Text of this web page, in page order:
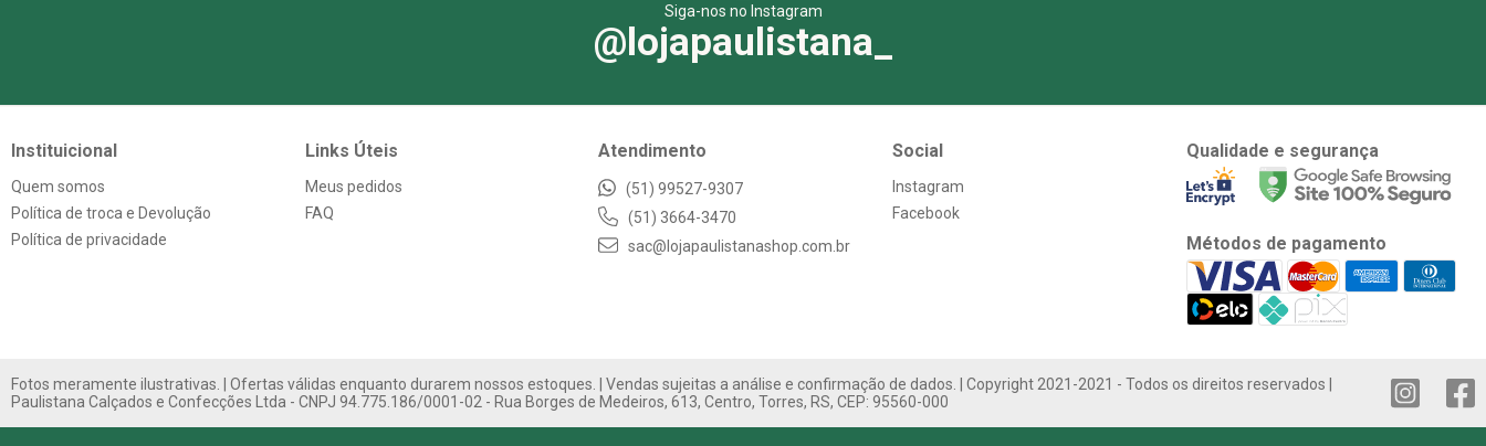
Siga-nos no Instagram
@lojapaulistana_
Instituicional
Quem somos
Política de troca e Devolução
Política de privacidade
Links Úteis
Meus pedidos
FAQ
Atendimento
(51) 99527-9307
(51) 3664-3470
sac@lojapaulistanashop.com.br
Social
Instagram
Facebook
Qualidade e segurança
Métodos de pagamento
Fotos meramente ilustrativas. | Ofertas válidas enquanto durarem nossos estoques. | Vendas sujeitas a análise e confirmação de dados. | Copyright 2021-2021 - Todos os direitos reservados |
Paulistana Calçados e Confecções Ltda - CNPJ 94.775.186/0001-02 - Rua Borges de Medeiros, 613, Centro, Torres, RS, CEP: 95560-000